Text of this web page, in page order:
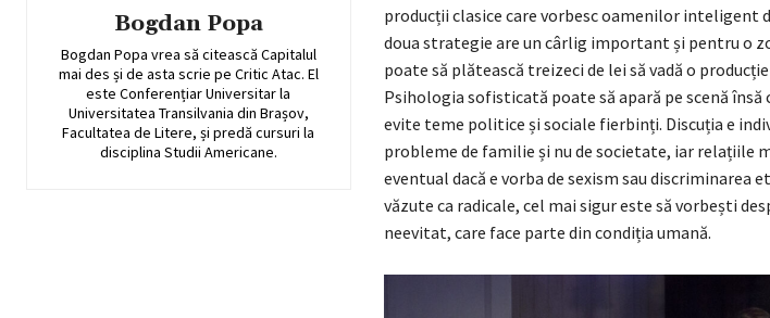
Bogdan Popa
Bogdan Popa vrea să citească Capitalul
mai des și de asta scrie pe Critic Atac. El
este Conferențiar Universitar la
Universitatea Transilvania din Brașov,
Facultatea de Litere, și predă cursuri la
disciplina Studii Americane.
producții clasice care vorbesc oamenilor inteligent
doua strategie are un cârlig important și pentru o
poate să plătească treizeci de lei să vadă o
Psihologia sofisticată poate să apară pe scenă însă
evite teme politice și sociale fierbinți. Discuția e
probleme de familie și nu de societate, iar relațiile
eventual dacă e vorba de sexism sau discriminarea
văzute ca radicale, cel mai sigur este să vorbești
neevitat, care face parte din condiția umană.